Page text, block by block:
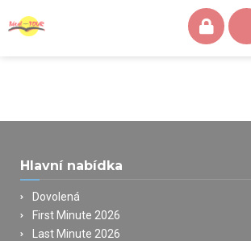
Hlavní nabídka
Dovolená
First Minute 2026
Last Minute 2026